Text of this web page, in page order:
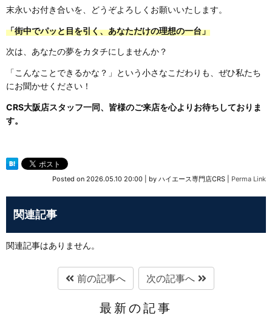
末永いお付き合いを、どうぞよろしくお願いいたします。
「街中でパッと目を引く、あなただけの理想の一台」
次は、あなたの夢をカタチにしませんか？
「こんなことできるかな？」という小さなこだわりも、ぜひ私たち
にお聞かせください！
CRS大阪店スタッフ一同、皆様のご来店を心よりお待ちしておりま
す。
Posted on 2026.05.10 20:00 by ハイエース専門店CRS Perma Link
関連記事
関連記事はありません。
前の記事へ 次の記事へ
最新の記事